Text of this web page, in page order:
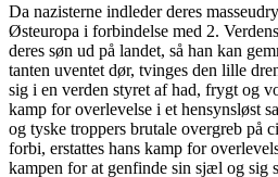
Da nazisterne indleder deres
Østeuropa i forbindelse med 2.
deres søn ud på landet, så han kan
tanten uventet dør, tvinges den lille
sig i en verden styret af had, frygt og
kamp for overlevelse i et hensynsløst
og tyske troppers brutale overgreb på
forbi, erstattes hans kamp for
kampen for at genfinde sin sjæl og sig